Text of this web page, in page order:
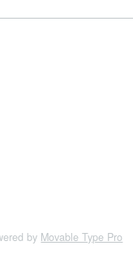
by Movable Type Pro